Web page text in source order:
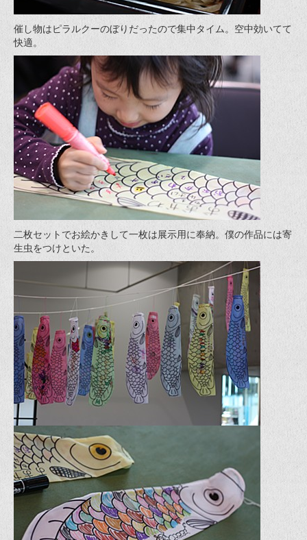
催し物はピラルクーのぼりだったので集中タイム。空中効いてて
快適。
二枚セットでお絵かきして一枚は展示用に奉納。僕の作品には寄
生虫をつけといた。